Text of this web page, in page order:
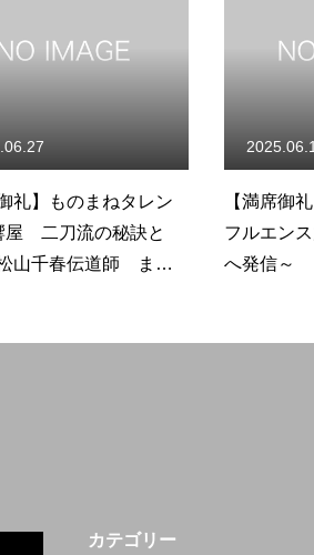
【満席御礼】移住×創業×イン
フルエンス力～福島から世界
へ発信～
2025.06.17
【
ャ
カテゴリー